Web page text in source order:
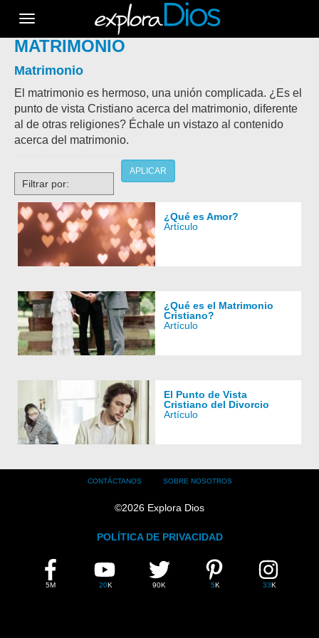
Toggle
navigation
MATRIMONIO
Matrimonio
El matrimonio es hermoso, una unión complicada. ¿Es el
punto de vista Cristiano acerca del matrimonio, diferente
al de otras religiones? Échale un vistazo al contenido
acerca del matrimonio.
Filtrar por:
APLICAR
¿Qué es Amor?
Artículo
¿Qué es el Matrimonio
Cristiano?
Artículo
El Punto de Vista
Cristiano del Divorcio
Artículo
Footer
CONTÁCTANOS SOBRE NOSOTROS
©2026 Explora Dios
POLÍTICA DE PRIVACIDAD
EXPLOA
FACEBOOK
5M
YOUTUBE
20K
TWITTER
90K
PINTEREST
5K
INSTAGRAM
33K